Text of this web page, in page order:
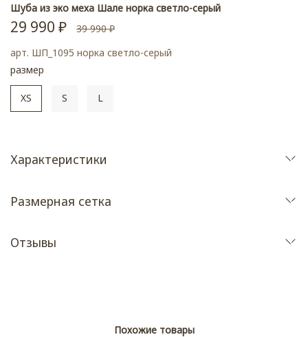
Шуба из эко меха Шале норка светло-серый
арт. ШП_1095 норка светло-серый
29 990 ₽ 39 990 ₽
размер
XS S L
Характеристики
Размерная сетка
Отзывы
Похожие товары